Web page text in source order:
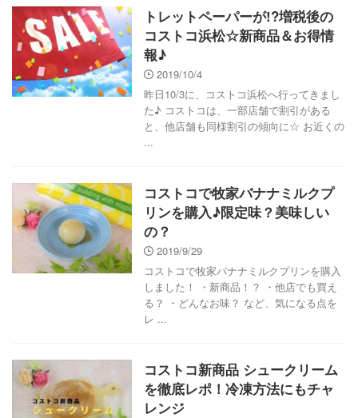
トレットペーパーが!?増税後の
コストコ浜松☆新商品＆お得情
報♪
2019/10/4
昨日10/3に、コストコ浜松へ行ってきまし
た♪ コストコは、一部店舗で割引がある
と、他店舗も同様割引の傾向に☆ お近くの
...
コストコで牧家バナナミルクプ
リンを購入♪限定味？美味しい
の？
2019/9/29
コストコで牧家バナナミルクプリンを購入
しました！ ・新商品！？ ・他店でも買え
る？ ・どんなお味？ など、気になる点を
レ ...
コストコ新商品 シュークリーム
を徹底レポ！冷凍方法にもチャ
レンジ